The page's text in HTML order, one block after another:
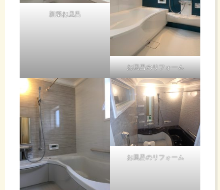
新築お風呂
お風呂のリフォーム
お風呂のリフォーム